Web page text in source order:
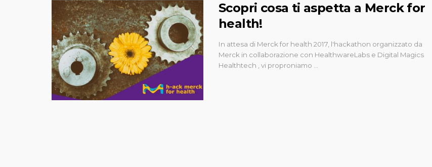
Scopri cosa ti aspetta a Merck for
health!
In attesa di Merck for health 2017, l'hackathon organizzato da
Merck in collaborazione con HealthwareLabs e Digital Magics
Healthtech , vi proproniamo …